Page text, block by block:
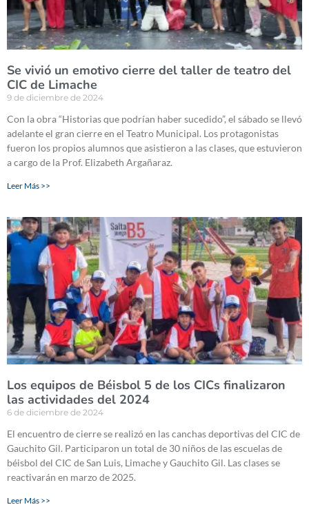
Se vivió un emotivo cierre del taller de teatro del
CIC de Limache
9 de diciembre de 2024
Con la obra “Historias que podrían haber sucedido”, el sábado se llevó
adelante el gran cierre en el Teatro Municipal. Los protagonistas
fueron los propios alumnos que asistieron a las clases, que estuvieron
a cargo de la Prof. Elizabeth Argañaraz.
Leer Más >>
Los equipos de Béisbol 5 de los CICs finalizaron
las actividades del 2024
6 de diciembre de 2024
El encuentro de cierre se realizó en las canchas deportivas del CIC de
Gauchito Gil. Participaron un total de 30 niños de las escuelas de
béisbol del CIC de San Luis, Limache y Gauchito Gil. Las clases se
reactivarán en marzo de 2025.
Leer Más >>